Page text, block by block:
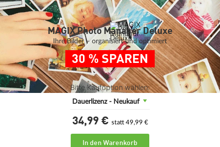
MAGIX Photo Manager Deluxe
Ihre Bilder – organisiert und optimiert
30 % SPAREN
Bitte Kaufoption wählen:
Dauerlizenz - Neukauf
34,99€ statt 49,99 €
In den Warenkorb